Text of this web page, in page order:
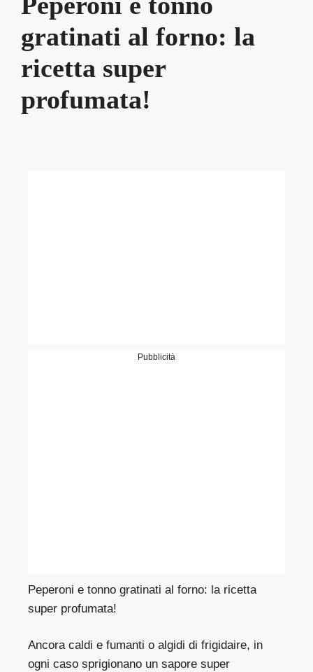
gratinati al forno: la
ricetta super
profumata!
Pubblicità
Peperoni e tonno gratinati al forno: la ricetta
super profumata!
Ancora caldi e fumanti o algidi di frigidaire, in
ogni caso sprigionano un sapore super